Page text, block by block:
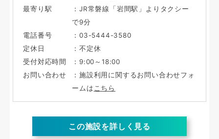
最寄り駅
：JR常磐線「岩間駅」よりタクシー
で9分
電話番号
：03-5444-3580
定休日
：不定休
受付対応時間
：9:00～18:00
お問い合わせ
：施設利用に関するお問い合わせフォ
ームは こちら
この施設を詳しく見る